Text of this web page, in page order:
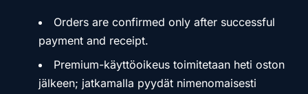
Orders are confirmed only after successful
payment and receipt.
Premium-käyttöoikeus toimitetaan heti oston
jälkeen; jatkamalla pyydät nimenomaisesti